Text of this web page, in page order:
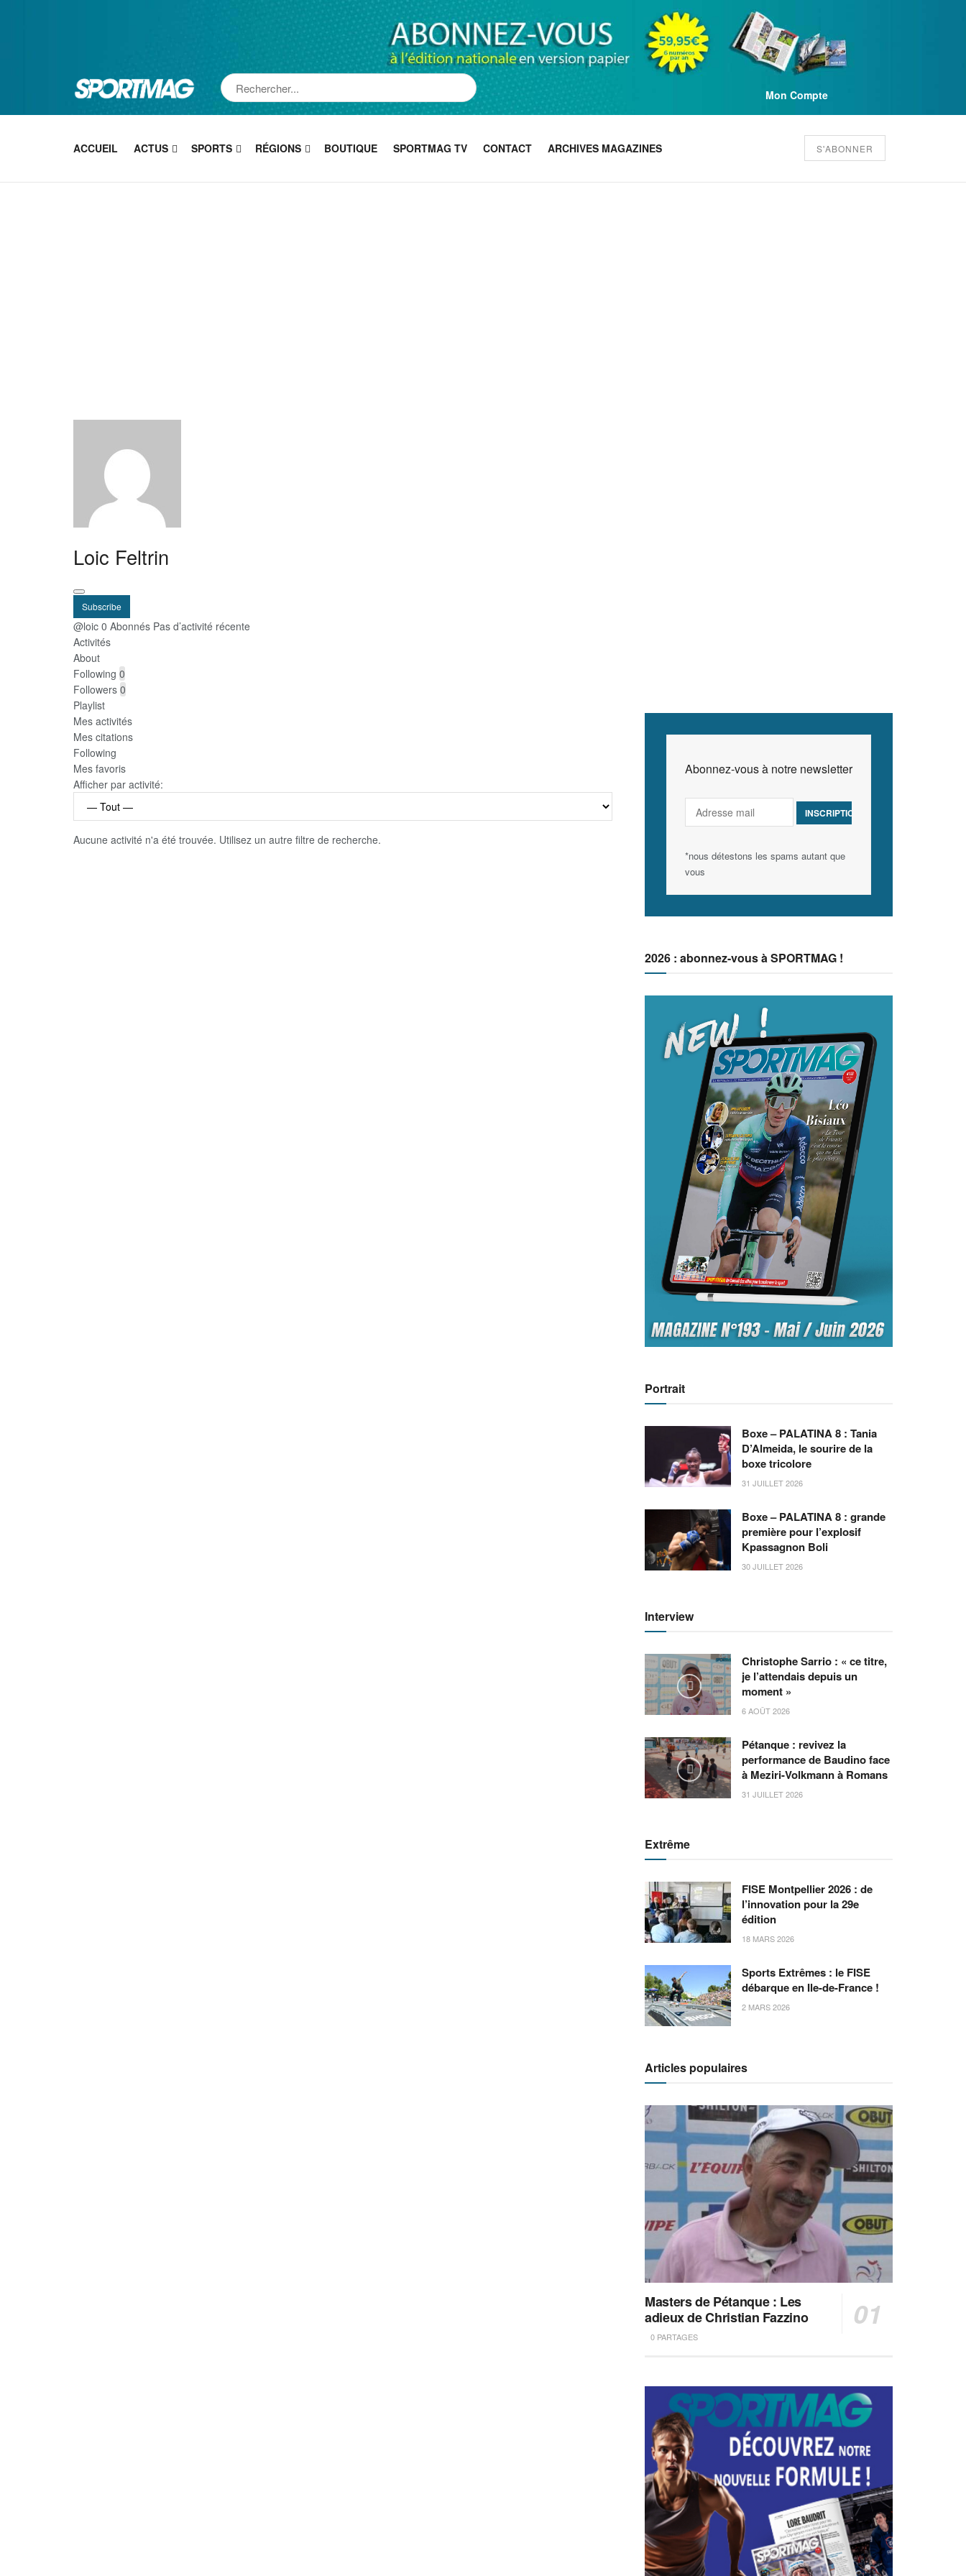
Mon Compte
ACCUEIL ACTUS SPORTS RÉGIONS BOUTIQUE SPORTMAG TV CONTACT ARCHIVES MAGAZINES S'ABONNER
Loic Feltrin
Subscribe
@loic 0 Abonnés Pas d’activité récente
Activités
About
Following 0
Followers 0
Playlist
Mes activités
Mes citations
Following
Mes favoris
Afficher par activité:
Aucune activité n'a été trouvée. Utilisez un autre filtre de recherche.
Abonnez-vous à notre newsletter
*nous détestons les spams autant que
vous
2026 : abonnez-vous à SPORTMAG !
Portrait
Boxe – PALATINA 8 : Tania
D’Almeida, le sourire de la
boxe tricolore
31 JUILLET 2026
Boxe – PALATINA 8 : grande
première pour l’explosif
Kpassagnon Boli
30 JUILLET 2026
Interview
Christophe Sarrio : « ce titre,
je l’attendais depuis un
moment »
6 AOÛT 2026
Pétanque : revivez la
performance de Baudino face
à Meziri-Volkmann à Romans
31 JUILLET 2026
Extrême
FISE Montpellier 2026 : de
l’innovation pour la 29e
édition
18 MARS 2026
Sports Extrêmes : le FISE
débarque en Ile-de-France !
2 MARS 2026
Articles populaires
Masters de Pétanque : Les
adieux de Christian Fazzino
0 PARTAGES